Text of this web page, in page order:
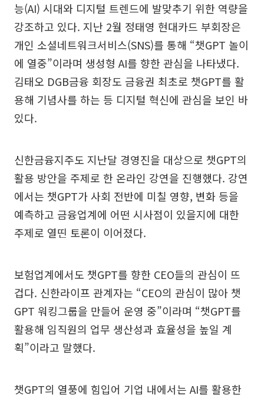
능(AI) 시대와 디지털 트렌드에 발맞추기 위한 역량을
강조하고 있다. 지난 2월 정태영 현대카드 부회장은
개인 소셜네트워크서비스(SNS)를 통해 “챗GPT 놀이
에 열중”이라며 생성형 AI를 향한 관심을 나타냈다.
김태오 DGB금융 회장도 금융권 최초로 챗GPT를 활
용해 기념사를 하는 등 디지털 혁신에 관심을 보인 바
있다.
신한금융지주도 지난달 경영진을 대상으로 챗GPT의
활용 방안을 주제로 한 온라인 강연을 진행했다. 강연
에서는 챗GPT가 사회 전반에 미칠 영향, 변화 등을
예측하고 금융업계에 어떤 시사점이 있을지에 대한
주제로 열띤 토론이 이어졌다.
보험업계에서도 챗GPT를 향한 CEO들의 관심이 뜨
겁다. 신한라이프 관계자는 “CEO의 관심이 많아 챗
GPT 워킹그룹을 만들어 운영 중”이라며 “챗GPT를
활용해 임직원의 업무 생산성과 효율성을 높일 계
획”이라고 말했다.
챗GPT의 열풍에 힘입어 기업 내에서는 AI를 활용한